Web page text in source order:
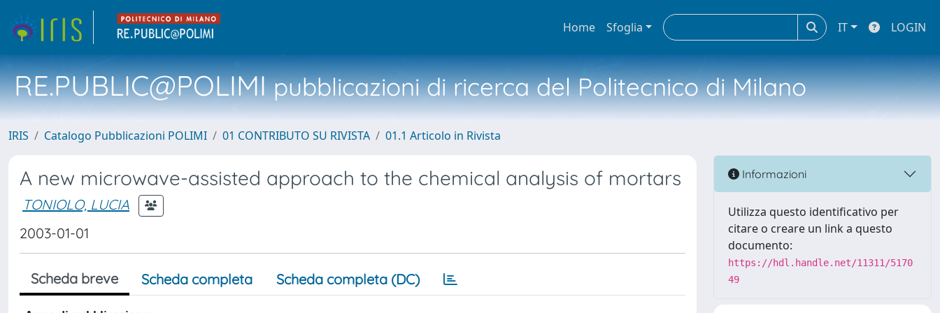
Home Sfoglia IT LOGIN
RE.PUBLIC@POLIMIpubblicazioni di ricerca del Politecnico di Milano
IRIS Catalogo Pubblicazioni POLIMI 01 CONTRIBUTO SU RIVISTA 01.1 Articolo in Rivista
A new microwave-assisted approach to the chemical analysis of mortars
TONIOLO, LUCIA
2003-01-01
Scheda breve Scheda completa Scheda completa (DC)
Informazioni
Utilizza questo identificativo per
citare o creare un link a questo
documento:
https://hdl.handle.net/11311/5170
49